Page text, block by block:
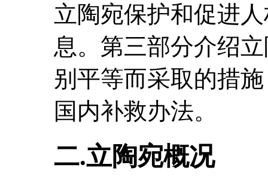
立陶宛保护和促进
息。第三部分介绍
别平等而采取的措
国内补救办法。
二.立陶宛概况